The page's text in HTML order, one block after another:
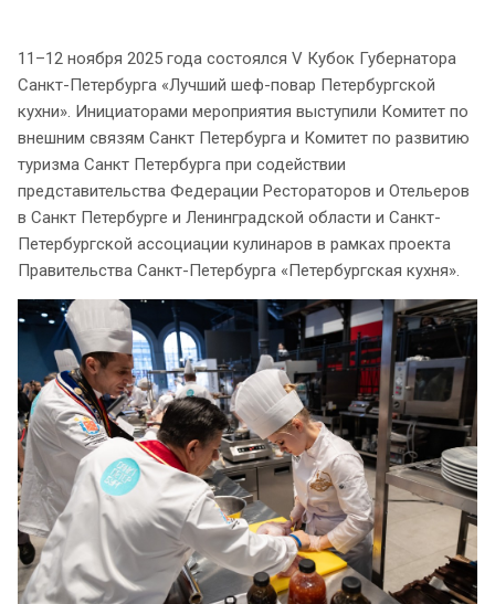
11–12 ноября 2025 года состоялся V Кубок Губернатора
Санкт-Петербурга «Лучший шеф-повар Петербургской
кухни». Инициаторами мероприятия выступили Комитет по
внешним связям Санкт Петербурга и Комитет по развитию
туризма Санкт Петербурга при содействии
представительства Федерации Рестораторов и Отельеров
в Санкт Петербурге и Ленинградской области и Санкт-
Петербургской ассоциации кулинаров в рамках проекта
Правительства Санкт-Петербурга «Петербургская кухня».